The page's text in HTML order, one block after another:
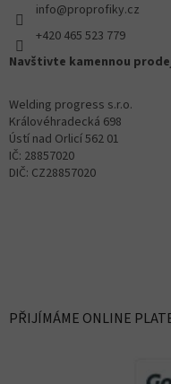
info@proprofiky.cz
+420 465 523 779
Navštivte kamennou
Welding progress s.r.o.
Královéhradecká 698
Ústí nad Orlicí 562 01
IČ: 28857020
DIČ: CZ28857020
PŘIJÍMÁME ONLINE